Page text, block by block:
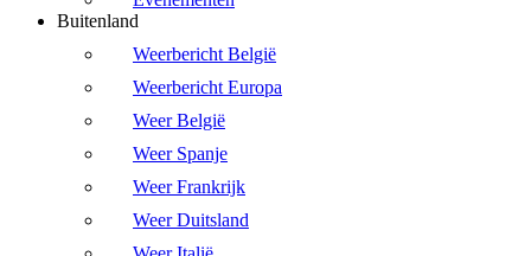
Buitenland
Weerbericht België
Weerbericht Europa
Weer België
Weer Spanje
Weer Frankrijk
Weer Duitsland